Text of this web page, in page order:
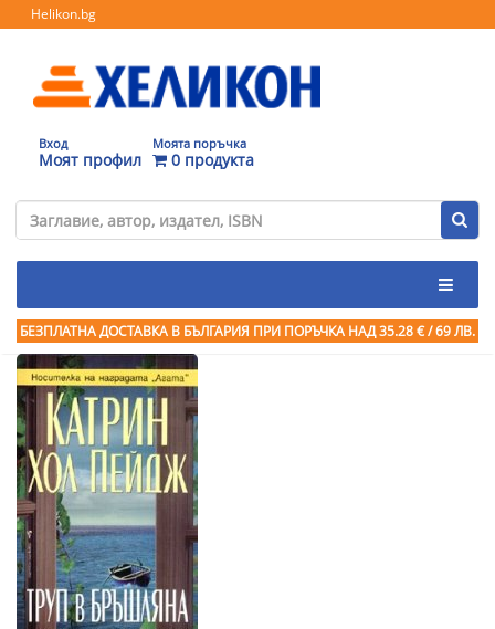
Helikon.bg
Вход
Моят профил
Моята поръчка
0 продукта
БЕЗПЛАТНА ДОСТАВКА В БЪЛГАРИЯ ПРИ ПОРЪЧКА НАД 35.28 € / 69 ЛВ.